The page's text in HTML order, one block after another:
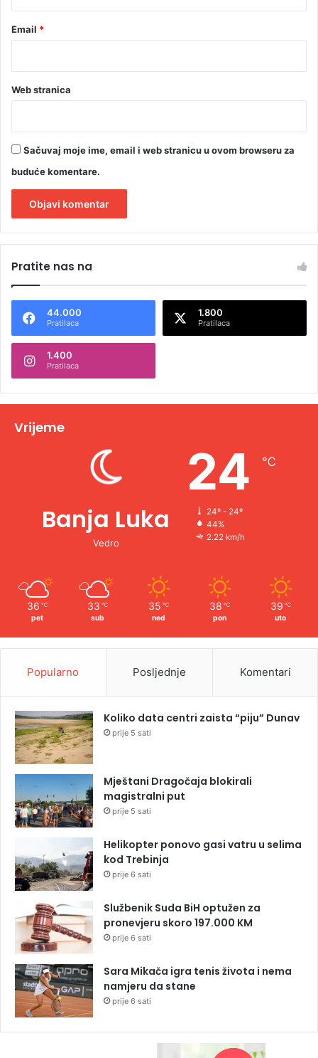
Email *
Web stranica
Sačuvaj moje ime, email i web stranicu u ovom browseru za
buduće komentare.
t
n
t
v
Pratite nas na
44.000
Pratilaca
1.800
Pratilaca
1.400
Pratilaca
Vrijeme
Banja Luka
Vedro
24 ℃
24º - 24º
44%
2.22 km/h
36 ℃
pet
33 ℃
sub
35 ℃
ned
38 ℃
pon
39 ℃
uto
Popularno Posljednje Komentari
Koliko data centri zaista “piju” Dunav
prije 5 sati
Mještani Dragočaja blokirali
magistralni put
prije 5 sati
Helikopter ponovo gasi vatru u selima
kod Trebinja
prije 6 sati
Službenik Suda BiH optužen za
pronevjeru skoro 197.000 KM
prije 6 sati
Sara Mikača igra tenis života i nema
namjeru da stane
prije 6 sati